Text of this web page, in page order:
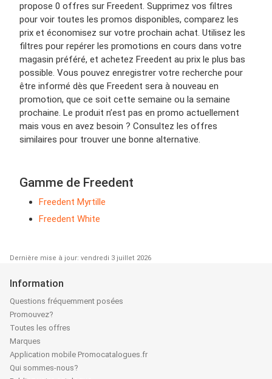
propose 0 offres sur Freedent. Supprimez vos filtres
pour voir toutes les promos disponibles, comparez les
prix et économisez sur votre prochain achat. Utilisez les
filtres pour repérer les promotions en cours dans votre
magasin préféré, et achetez Freedent au prix le plus bas
possible. Vous pouvez enregistrer votre recherche pour
être informé dès que Freedent sera à nouveau en
promotion, que ce soit cette semaine ou la semaine
prochaine. Le produit n’est pas en promo actuellement
mais vous en avez besoin ? Consultez les offres
similaires pour trouver une bonne alternative.
Gamme de Freedent
Freedent Myrtille
Freedent White
Dernière mise à jour: vendredi 3 juillet 2026
Information
Questions fréquemment posées
Promouvez?
Toutes les offres
Marques
Application mobile Promocatalogues.fr
Qui sommes-nous?